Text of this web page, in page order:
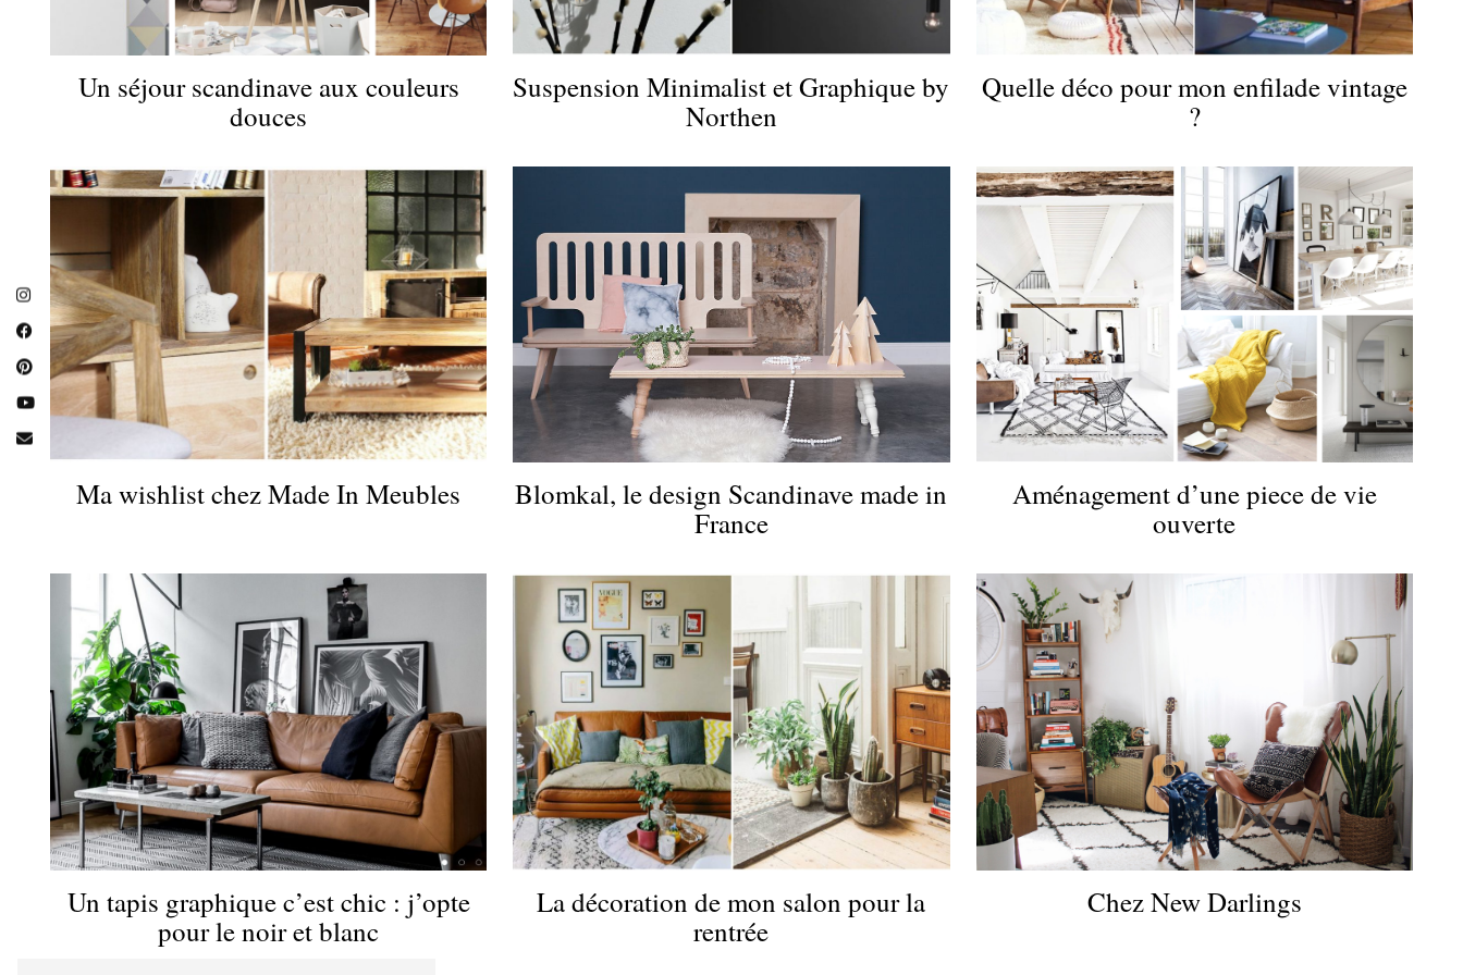
Un séjour scandinave aux couleurs
douces
Suspension Minimalist et Graphique by
Northen
Quelle déco pour mon enfilade vintage
?
Ma wishlist chez Made In Meubles
Blomkal, le design Scandinave made in
France
Aménagement d’une piece de vie
ouverte
Un tapis graphique c’est chic : j’opte
pour le noir et blanc
La décoration de mon salon pour la
rentrée
Chez New Darlings